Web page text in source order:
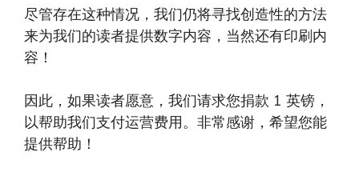
尽管存在这种情况，我们仍将寻找创造性的方法
来为我们的读者提供数字内容，当然还有印刷内
容！
因此，如果读者愿意，我们请求您捐款 1 英镑，
以帮助我们支付运营费用。非常感谢，希望您能
提供帮助！